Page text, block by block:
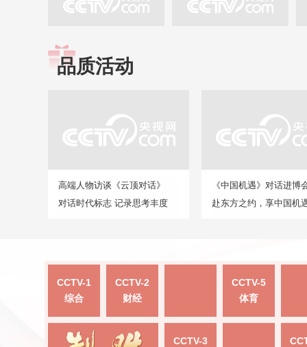
品质活动
高端人物访谈《云顶对话》
对话时代标志 记录思考丰度
《中国机遇》对话进博
赴东方之约，享中国机
CCTV-1
综合
CCTV-2
财经
CCTV-5
体育
CCTV-3